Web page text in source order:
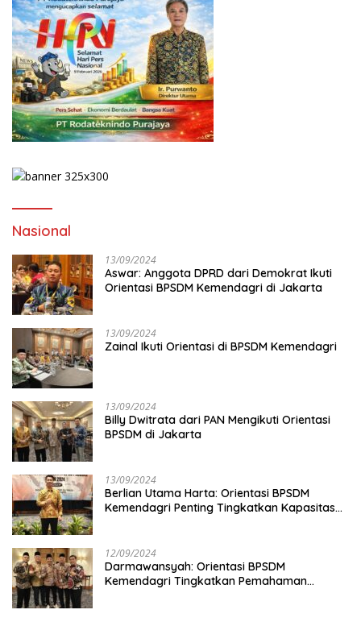
Nasional
13/09/2024
Aswar: Anggota DPRD dari Demokrat Ikuti
Orientasi BPSDM Kemendagri di Jakarta
13/09/2024
Zainal Ikuti Orientasi di BPSDM Kemendagri
13/09/2024
Billy Dwitrata dari PAN Mengikuti Orientasi
BPSDM di Jakarta
13/09/2024
Berlian Utama Harta: Orientasi BPSDM
Kemendagri Penting Tingkatkan Kapasitas
12/09/2024
Darmawansyah: Orientasi BPSDM
Kemendagri Tingkatkan Pemahaman